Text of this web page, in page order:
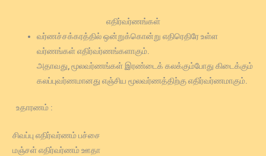
எதிர்வர்ணங்கள்
வர்ணச்சக்கரத்தில் ஒன்றுக்கொன்று எதிரெதிரே உள்ள
வர்ணங்கள் எதிர்வர்ணங்களாகும்.
அதாவது, மூலவர்ணங்கள் இரண்டைக் கலக்கும்போது கிடைக்கும்
கலப்புவர்ணமானது எஞ்சிய மூலவர்ணத்திற்கு எதிர்வர்ணமாகும்.
உதாரணம் :
சிவப்பு எதிர்வர்ணம் பச்சை
மஞ்சள் எதிர்வர்ணம் ஊதா